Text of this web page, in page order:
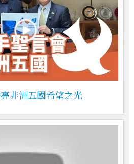
非洲五國希望之光